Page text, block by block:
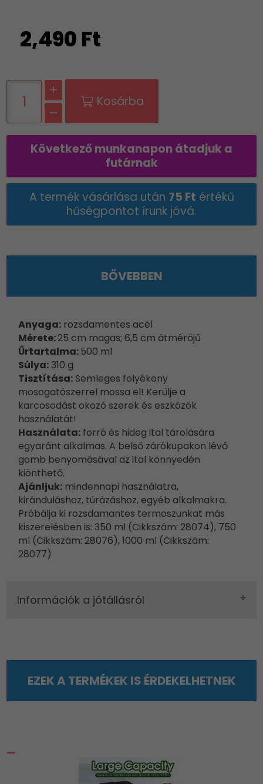
2,490 Ft
Kosárba
Következő munkanapon átadjuk a
futárnak
A termék vásárlása után 75 Ft értékű
hűségpontot írunk jóvá.
BŐVEBBEN
Anyaga: rozsdamentes acél
Mérete:25 cm magas; 6,5 cm átmérőjű
Űrtartalma:500 ml
Súlya: 310 g
Tisztítása: Semleges folyékony
mosogatószerrel mossa el! Kerülje a
karcosodást okozó szerek és eszközök
használatát!
Használata: forró és hideg ital tárolására
egyaránt alkalmas. A belső zárókupakon lévő
gomb benyomásával az ital könnyedén
kiönthető.
Ajánljuk: mindennapi használatra,
kiránduláshoz, túrázáshoz, egyéb alkalmakra.
Próbálja ki rozsdamantes termoszunkat más
kiszerelésben is: 350 ml (Cikkszám: 28074), 750
ml (Cikkszám: 28076), 1000 ml (Cikkszám:
28077)
Információk a jótállásról
EZEK A TERMÉKEK IS ÉRDEKELHETNEK